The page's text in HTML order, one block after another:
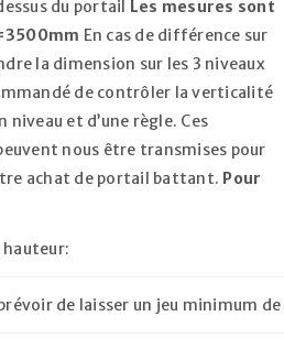
du portail Les mesures sont
En cas de différence sur
la dimension sur les 3 niveaux
de contrôler la verticalité
niveau et d’une règle. Ces
nous être transmises pour
achat de portail battant. Pour
hauteur:
de laisser un jeu minimum de